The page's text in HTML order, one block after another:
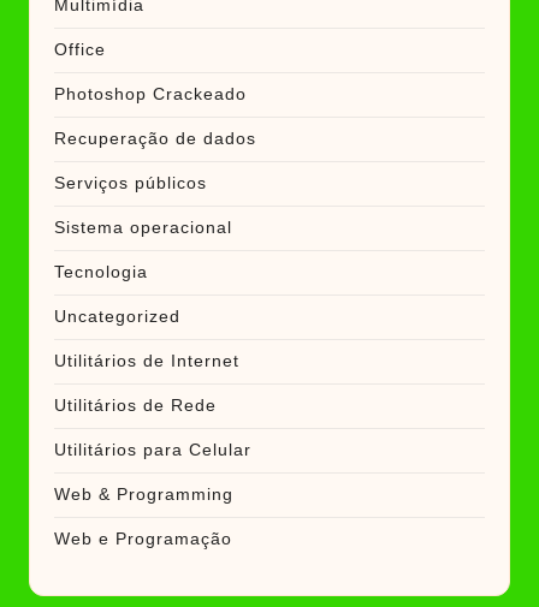
Multimídia
Office
Photoshop Crackeado
Recuperação de dados
Serviços públicos
Sistema operacional
Tecnologia
Uncategorized
Utilitários de Internet
Utilitários de Rede
Utilitários para Celular
Web & Programming
Web e Programação